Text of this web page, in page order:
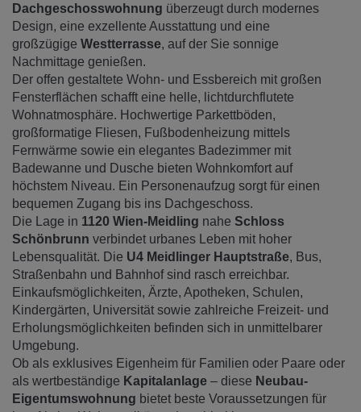
Dachgeschosswohnung überzeugt durch modernes
Design, eine exzellente Ausstattung und eine
großzügige Westterrasse, auf der Sie sonnige
Nachmittage genießen.
Der offen gestaltete Wohn- und Essbereich mit großen
Fensterflächen schafft eine helle, lichtdurchflutete
Wohnatmosphäre. Hochwertige Parkettböden,
großformatige Fliesen, Fußbodenheizung mittels
Fernwärme sowie ein elegantes Badezimmer mit
Badewanne und Dusche bieten Wohnkomfort auf
höchstem Niveau. Ein Personenaufzug sorgt für einen
bequemen Zugang bis ins Dachgeschoss.
Die Lage in 1120 Wien-Meidling nahe Schloss
Schönbrunn verbindet urbanes Leben mit hoher
Lebensqualität. Die U4 Meidlinger Hauptstraße, Bus,
Straßenbahn und Bahnhof sind rasch erreichbar.
Einkaufsmöglichkeiten, Ärzte, Apotheken, Schulen,
Kindergärten, Universität sowie zahlreiche Freizeit- und
Erholungsmöglichkeiten befinden sich in unmittelbarer
Umgebung.
Ob als exklusives Eigenheim für Familien oder Paare oder
als wertbeständige Kapitalanlage – diese Neubau-
Eigentumswohnung bietet beste Voraussetzungen für